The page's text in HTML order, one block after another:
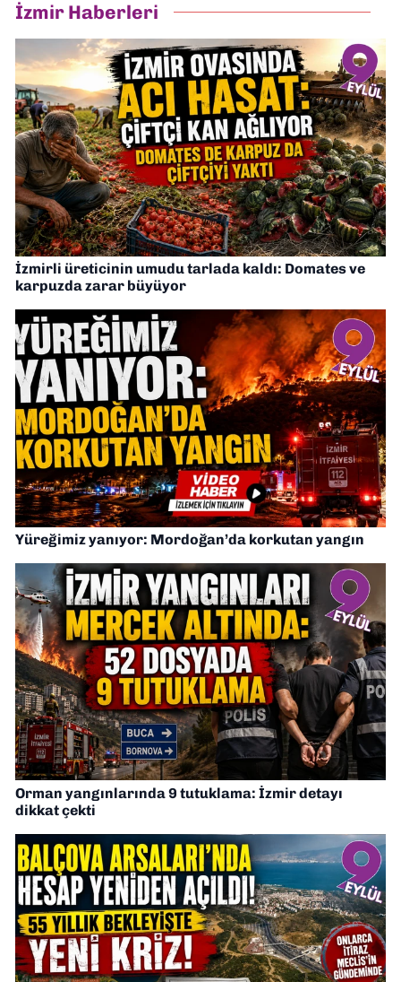
İzmir Haberleri
İzmirli üreticinin umudu tarlada kaldı: Domates ve
karpuzda zarar büyüyor
Yüreğimiz yanıyor: Mordoğan’da korkutan yangın
Orman yangınlarında 9 tutuklama: İzmir detayı
dikkat çekti